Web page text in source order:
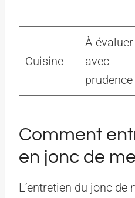
Cuisine
À évaluer
avec
prudence
Comment
en jonc de
L’entretien du jonc